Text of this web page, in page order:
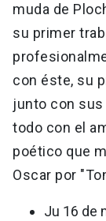
muda de
su primer
con éste, su
junto con
todo con el
poético que
Oscar por
Ju 16 de